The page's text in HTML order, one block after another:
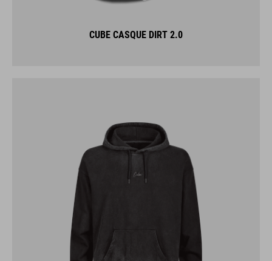
CUBE CASQUE DIRT 2.0